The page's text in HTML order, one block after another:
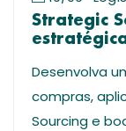
Strategic
Desenvolva
compras,
Sourcing e